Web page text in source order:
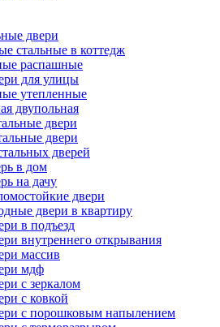
двери
стальные в коттедж
распашные
для улицы
утепленные
двупольная
двери
двери
дверей
в дом
на дачу
двери
двери в квартиру
в подъезд
внутреннего открывания
массив
мдф
с зеркалом
с ковкой
с порошковым напылением